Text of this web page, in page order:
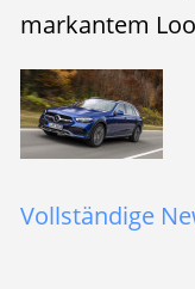
markantem
Vollständige